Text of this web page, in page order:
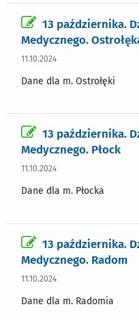
13 października.
Medycznego.
11.10.2024
Dane dla m. Ostrołęki
13 października.
Medycznego. Płock
11.10.2024
Dane dla m. Płocka
13 października.
Medycznego. Radom
11.10.2024
Dane dla m. Radomia